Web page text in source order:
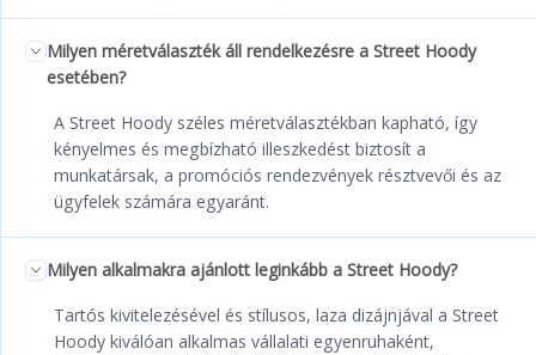
Milyen méretválaszték áll rendelkezésre a Street Hoody
esetében?
A Street Hoody széles méretválasztékban kapható, így
kényelmes és megbízható illeszkedést biztosít a
munkatársak, a promóciós rendezvények résztvevői és az
ügyfelek számára egyaránt.
Milyen alkalmakra ajánlott leginkább a Street Hoody?
Tartós kivitelezésével és stílusos, laza dizájnjával a Street
Hoody kiválóan alkalmas vállalati egyenruhaként,